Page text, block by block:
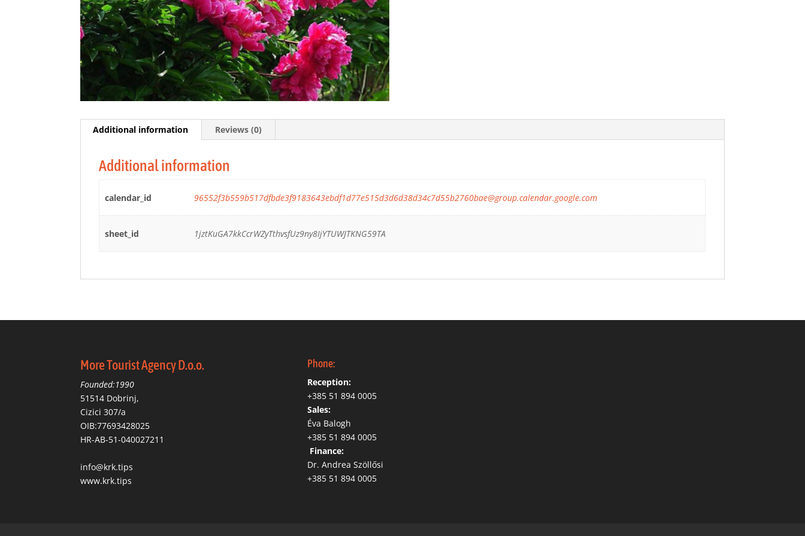
Additional information Reviews (0)
Additional information
calendar_id 96552f3b559b517dfbde3f9183643ebdf1d77e515d3d6d38d34c7d55b2760bae@group.calendar.google.com
sheet_id 1jztKuGA7kkCcrWZyTthvsfUz9ny8IjYTUWJTKNG59TA
More Tourist Agency D.o.o.
Founded:1990
51514 Dobrinj,
Cizici 307/a
OIB:77693428025
HR-AB-51-040027211
info@krk.tips
www.krk.tips
Phone:
Reception:
+385 51 894 0005
Sales:
Éva Balogh
+385 51 894 0005
Finance:
Dr. Andrea Szöllősi
‭+385 51 894 0005